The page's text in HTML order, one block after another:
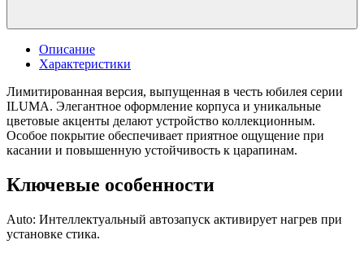
Описание
Характеристики
Лимитированная версия, выпущенная в честь юбилея серии
ILUMA. Элегантное оформление корпуса и уникальные
цветовые акценты делают устройство коллекционным.
Особое покрытие обеспечивает приятное ощущение при
касании и повышенную устойчивость к царапинам.
Ключевые особенности
Auto: Интеллектуальный автозапуск активирует нагрев при
установке стика.